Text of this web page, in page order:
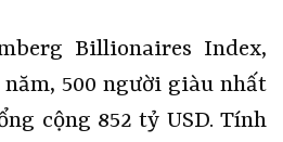
Billionaires Index,
500 người giàu nhất
cộng 852 tỷ USD. Tính